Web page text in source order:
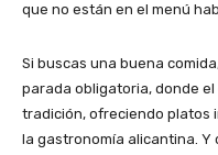
que no están en el menú
Si buscas una buena
parada obligatoria, donde
tradición, ofreciendo platos
la gastronomía alicantina. Y